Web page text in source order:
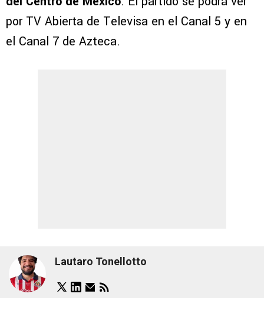
por TV Abierta de Televisa en el Canal 5 y en
el Canal 7 de Azteca.
Lautaro Tonellotto